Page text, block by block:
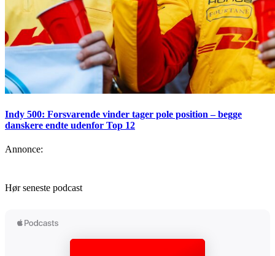
Indy 500: Forsvarende vinder tager pole position – begge
danskere endte udenfor Top 12
Annonce:
Hør seneste podcast